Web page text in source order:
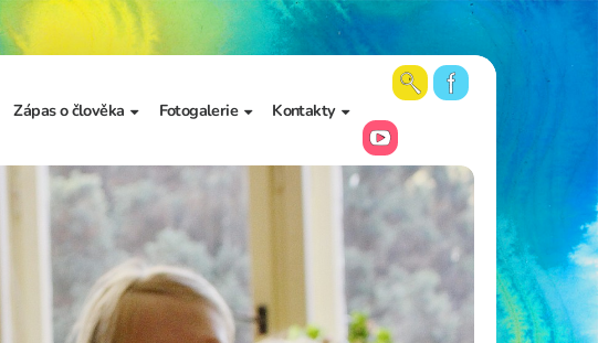
Zápas o člověka
Prezentace školy a
výzkumu
Fotogalerie
Aktuální fotky
Archiv fotogalerií
Kontakty
Vedení školy
Kancelář školy
Zájmové vzdělávání
Školní poradenské
pracoviště